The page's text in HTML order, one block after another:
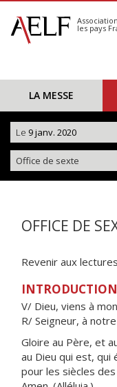
S'abonner
Calendrier
les pays
LA MESSE
Le 9 janv. 2020
Office de sexte
OFFICE DE
Revenir aux
INTRODUCTION
V/ Dieu, viens à
R/ Seigneur, à
Gloire au Père, et
au Dieu qui est, qui
pour les siècles